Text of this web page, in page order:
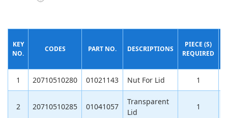
KEY
NO.
CODES PART NO. DESCRIPTIONS
PIECE (S)
REQUIRED
1 20710510280 01021143 Nut For Lid 1
2 20710510285 01041057
Transparent
Lid
1